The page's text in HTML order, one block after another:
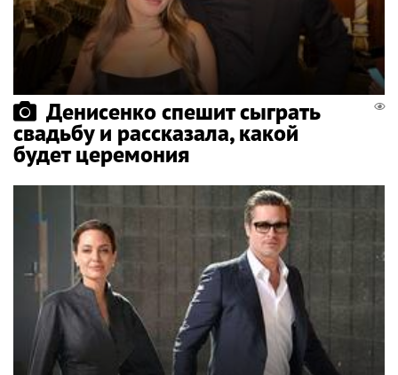
Денисенко спешит сыграть
свадьбу и рассказала, какой
будет церемония